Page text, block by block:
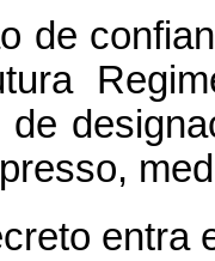
de
entra